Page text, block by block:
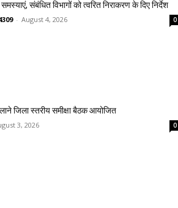
संबंधित विभागों को त्वरित निराकरण के दिए निर्देश
- August 4, 2026 0
जिला स्तरीय समीक्षा बैठक आयोजित
3, 2026 0